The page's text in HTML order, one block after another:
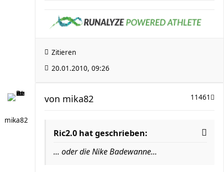
Zitieren
20.01.2010, 09:26
mika82
11461
von mika82
Ric2.0 hat geschrieben:
... oder die Nike Badewanne...